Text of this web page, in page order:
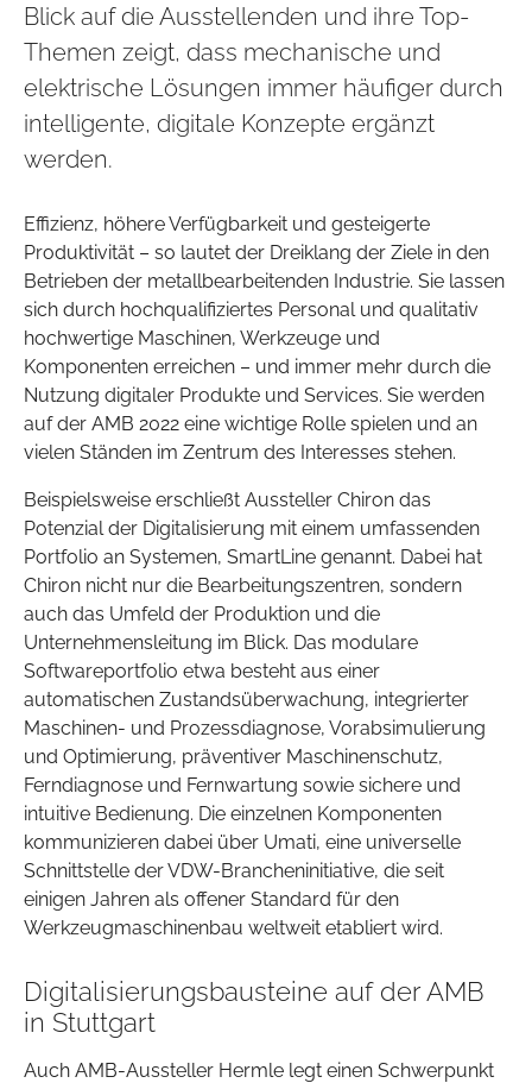
Blick auf die Ausstellenden und ihre Top-
Themen zeigt, dass mechanische und
elektrische Lösungen immer häufiger durch
intelligente, digitale Konzepte ergänzt
werden.
Effizienz, höhere Verfügbarkeit und gesteigerte
Produktivität – so lautet der Dreiklang der Ziele in den
Betrieben der metallbearbeitenden Industrie. Sie lassen
sich durch hochqualifiziertes Personal und qualitativ
hochwertige Maschinen, Werkzeuge und
Komponenten erreichen – und immer mehr durch die
Nutzung digitaler Produkte und Services. Sie werden
auf der AMB 2022 eine wichtige Rolle spielen und an
vielen Ständen im Zentrum des Interesses stehen.
Beispielsweise erschließt Aussteller Chiron das
Potenzial der Digitalisierung mit einem umfassenden
Portfolio an Systemen, SmartLine genannt. Dabei hat
Chiron nicht nur die Bearbeitungszentren, sondern
auch das Umfeld der Produktion und die
Unternehmensleitung im Blick. Das modulare
Softwareportfolio etwa besteht aus einer
automatischen Zustandsüberwachung, integrierter
Maschinen- und Prozessdiagnose, Vorabsimulierung
und Optimierung, präventiver Maschinenschutz,
Ferndiagnose und Fernwartung sowie sichere und
intuitive Bedienung. Die einzelnen Komponenten
kommunizieren dabei über Umati, eine universelle
Schnittstelle der VDW-Brancheninitiative, die seit
einigen Jahren als offener Standard für den
Werkzeugmaschinenbau weltweit etabliert wird.
Digitalisierungsbausteine auf der AMB
in Stuttgart
Auch AMB-Aussteller Hermle legt einen Schwerpunkt